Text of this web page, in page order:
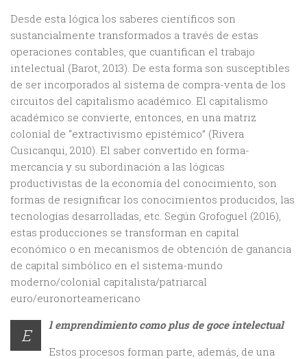
Desde esta lógica los saberes científicos son
sustancialmente transformados a través de estas
operaciones contables, que cuantifican el trabajo
intelectual (Barot, 2013). De esta forma son susceptibles
de ser incorporados al sistema de compra-venta de los
circuitos del capitalismo académico. El capitalismo
académico se convierte, entonces, en una matriz
colonial de “extractivismo epistémico” (Rivera
Cusicanqui, 2010). El saber convertido en forma-
mercancía y su subordinación a las lógicas
productivistas de la economía del conocimiento, son
formas de resignificar los conocimientos producidos, las
tecnologías desarrolladas, etc. Según Grofoguel (2016),
estas producciones se transforman en capital
económico o en mecanismos de obtención de ganancia
de capital simbólico en el sistema-mundo
moderno/colonial capitalista/patriarcal
euro/euronorteamericano
E
l emprendimiento como plus de goce intelectual
Estos procesos forman parte, además, de una